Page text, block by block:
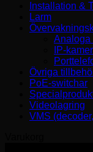
Installation &
Larm
Analoga
IP-
Övriga
PoE-switchar
Videolagring
VMS